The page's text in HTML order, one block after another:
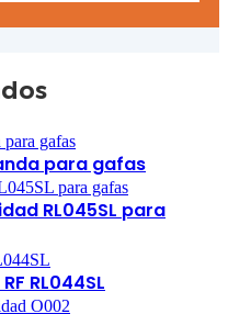
para gafas
RL045SL para
RL044SL